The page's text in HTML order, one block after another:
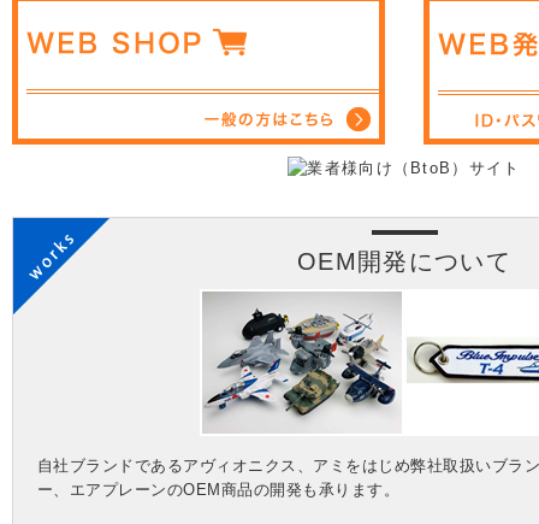
OEM開発について
自社ブランドであるアヴィオニクス、アミをはじめ弊社取扱いブラ
ー、エアプレーンのOEM商品の開発も承ります。